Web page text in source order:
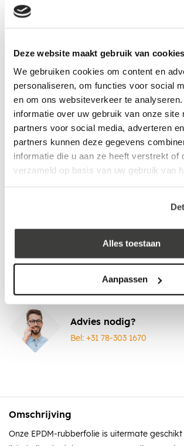
Deze website maakt gebruik van cookies
We gebruiken cookies om content en
personaliseren, om functies voor social
en om ons websiteverkeer te
informatie over uw gebruik van onze site
partners voor social media, adverteren
partners kunnen deze gegevens
informatie die u aan ze heeft verstrekt of
verzameld op basis van uw gebruik van
Alles toestaan
Aanpassen
EPDM Kit 290 ml
log in voor prijs
Klanten beoordelen ons met een5/5 !
Advies nodig?
Bel: +31 78-303 1670
Omschrijving
Onze EPDM-rubberfolie is uitermate